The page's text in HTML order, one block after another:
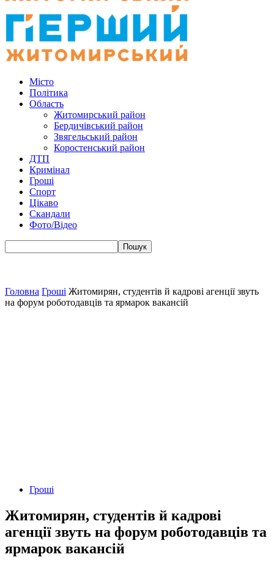
Місто
Політика
Область
Житомирський район
Бердичівський район
Звягельський район
Коростенський район
ДТП
Кримінал
Гроші
Спорт
Цікаво
Скандали
Фото/Відео
Головна Гроші Житомирян, студентів й кадрові агенції звуть
на форум роботодавців та ярмарок вакансій
Гроші
Житомирян, студентів й кадрові
агенції звуть на форум роботодавців та
ярмарок вакансій